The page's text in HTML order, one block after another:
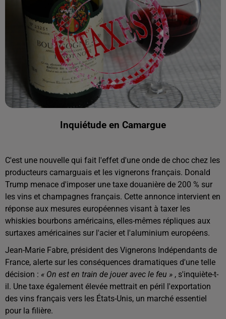
Inquiétude en Camargue
C'est une nouvelle qui fait l'effet d'une onde de choc chez les
producteurs camarguais et les vignerons français. Donald
Trump menace d'imposer une taxe douanière de 200 % sur
les vins et champagnes français. Cette annonce intervient en
réponse aux mesures européennes visant à taxer les
whiskies bourbons américains, elles-mêmes répliques aux
surtaxes américaines sur l'acier et l'aluminium européens.
Jean-Marie Fabre, président des Vignerons Indépendants de
France, alerte sur les conséquences dramatiques d'une telle
décision : « On est en train de jouer avec le feu » , s'inquiète-t-
il. Une taxe également élevée mettrait en péril l'exportation
des vins français vers les États-Unis, un marché essentiel
pour la filière.